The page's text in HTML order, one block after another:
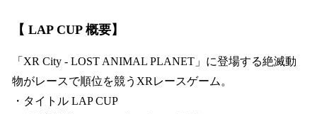
【 LAP CUP 概要】
「XR City - LOST ANIMAL PLANET」に登場する絶滅動
物がレースで順位を競うXRレースゲーム。
・タイトル LAP CUP